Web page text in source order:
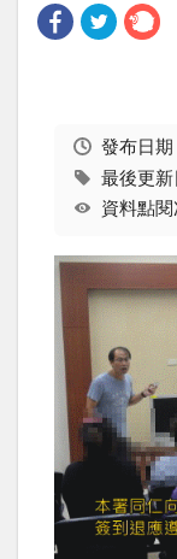
發布日期
最後更
資料點